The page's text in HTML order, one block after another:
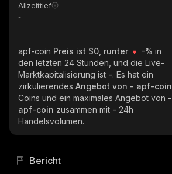
Allzeittief
-
apf-coin Preis ist $0, runter -% in
den letzten 24 Stunden, und die Live-
Marktkapitalisierung ist -. Es hat ein
zirkulierendes Angebot von - apf-coin
Coins und ein maximales Angebot von -
apf-coin zusammen mit - 24h
Handelsvolumen.
Bericht